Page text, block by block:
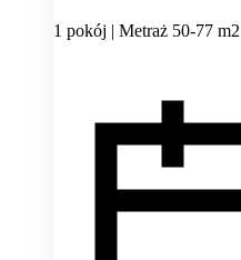
1 pokój | Metraż 50-77 m2